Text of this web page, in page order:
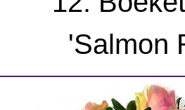
'Salmon